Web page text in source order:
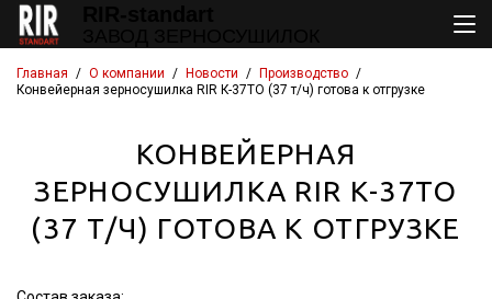
Главная / О компании / Новости / Производство /
Конвейерная зерносушилка RIR К-37ТО (37 т/ч) готова к отгрузке
КОНВЕЙЕРНАЯ
ЗЕРНОСУШИЛКА RIR К-37ТО
(37 Т/Ч) ГОТОВА К ОТГРУЗКЕ